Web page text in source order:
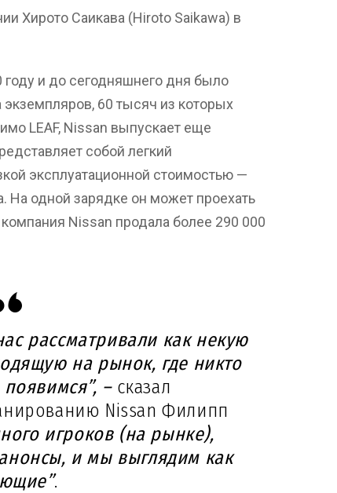
Хирото Саикава (Hiroto Saikawa) в
году и до сегодняшнего дня было
60 тысяч из которых
LEAF, Nissan выпускает еще
собой легкий
эксплуатационной стоимостью —
На одной зарядке он может проехать
Nissan продала более 290 000
рассматривали как некую
на рынок, где никто
– сказал
Nissan Филипп
игроков (на рынке),
и мы выглядим как
.